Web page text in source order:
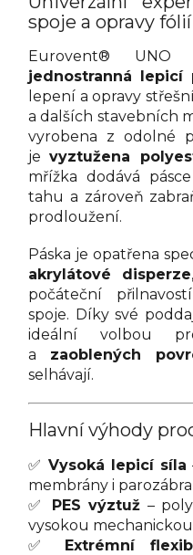
spoje a opravy fólií
Eurovent® UNO
jednostranná lepicí
lepení a opravy
a dalších stavebních
vyrobena z odolné
je vyztužena
mřížka dodává
tahu a zároveň
prodloužení.
Páska je opatřena
akrylátové disperze
počáteční
spoje. Díky své
ideální volbou
a
zaoblených
selhávají.
Hlavní výhody
✅ Vysoká lepicí síla
membrány i
✅
PES výztuž –
vysokou
✅
Extrémní